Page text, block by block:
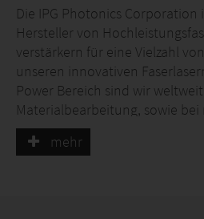
Die IPG Photonics
Hersteller von
verstärkern für eine Vielzahl
unseren innovativen
Power Bereich sind wir
Materialbearbeitung, sowie
fortschrittlichen Anwendungen.
mehr